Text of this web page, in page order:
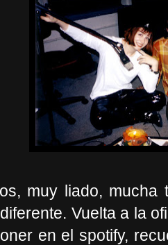
muy liado,
Vuelta a la
en el spotify,